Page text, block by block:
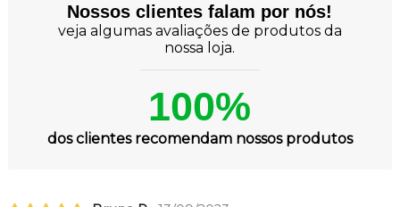
Nossos clientes falam por nós!
veja algumas avaliações de produtos da
nossa loja.
100%
dos clientes recomendam nossos produtos